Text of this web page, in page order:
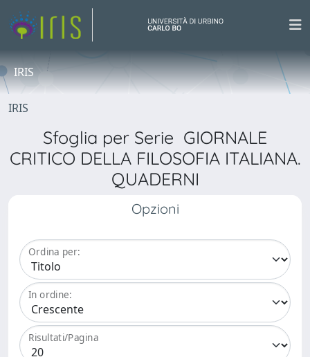
IRIS
IRIS
Sfoglia per Serie GIORNALE
CRITICO DELLA FILOSOFIA ITALIANA.
QUADERNI
Opzioni
Ordina per:
In ordine:
Risultati/Pagina